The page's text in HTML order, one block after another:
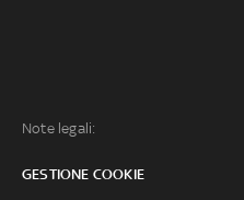
Note legali:
GESTIONE COOKIE